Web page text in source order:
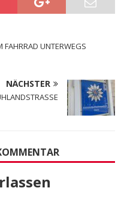
FAHRRAD UNTERWEGS
NÄCHSTER